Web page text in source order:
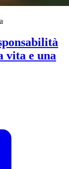
vita e una